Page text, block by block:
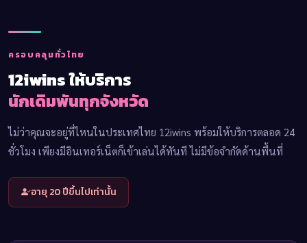
ครอบคลุมทั่วไทย
12iwins ให้บริการ
นักเดิมพันทุกจังหวัด
ไม่ว่าคุณจะอยู่ที่ไหนในประเทศไทย 12iwins พร้อมให้บริการตลอด 24
ชั่วโมง เพียงมีอินเทอร์เน็ตก็เข้าเล่นได้ทันที ไม่มีข้อจำกัดด้านพื้นที่
อายุ 20 ปีขึ้นไปเท่านั้น